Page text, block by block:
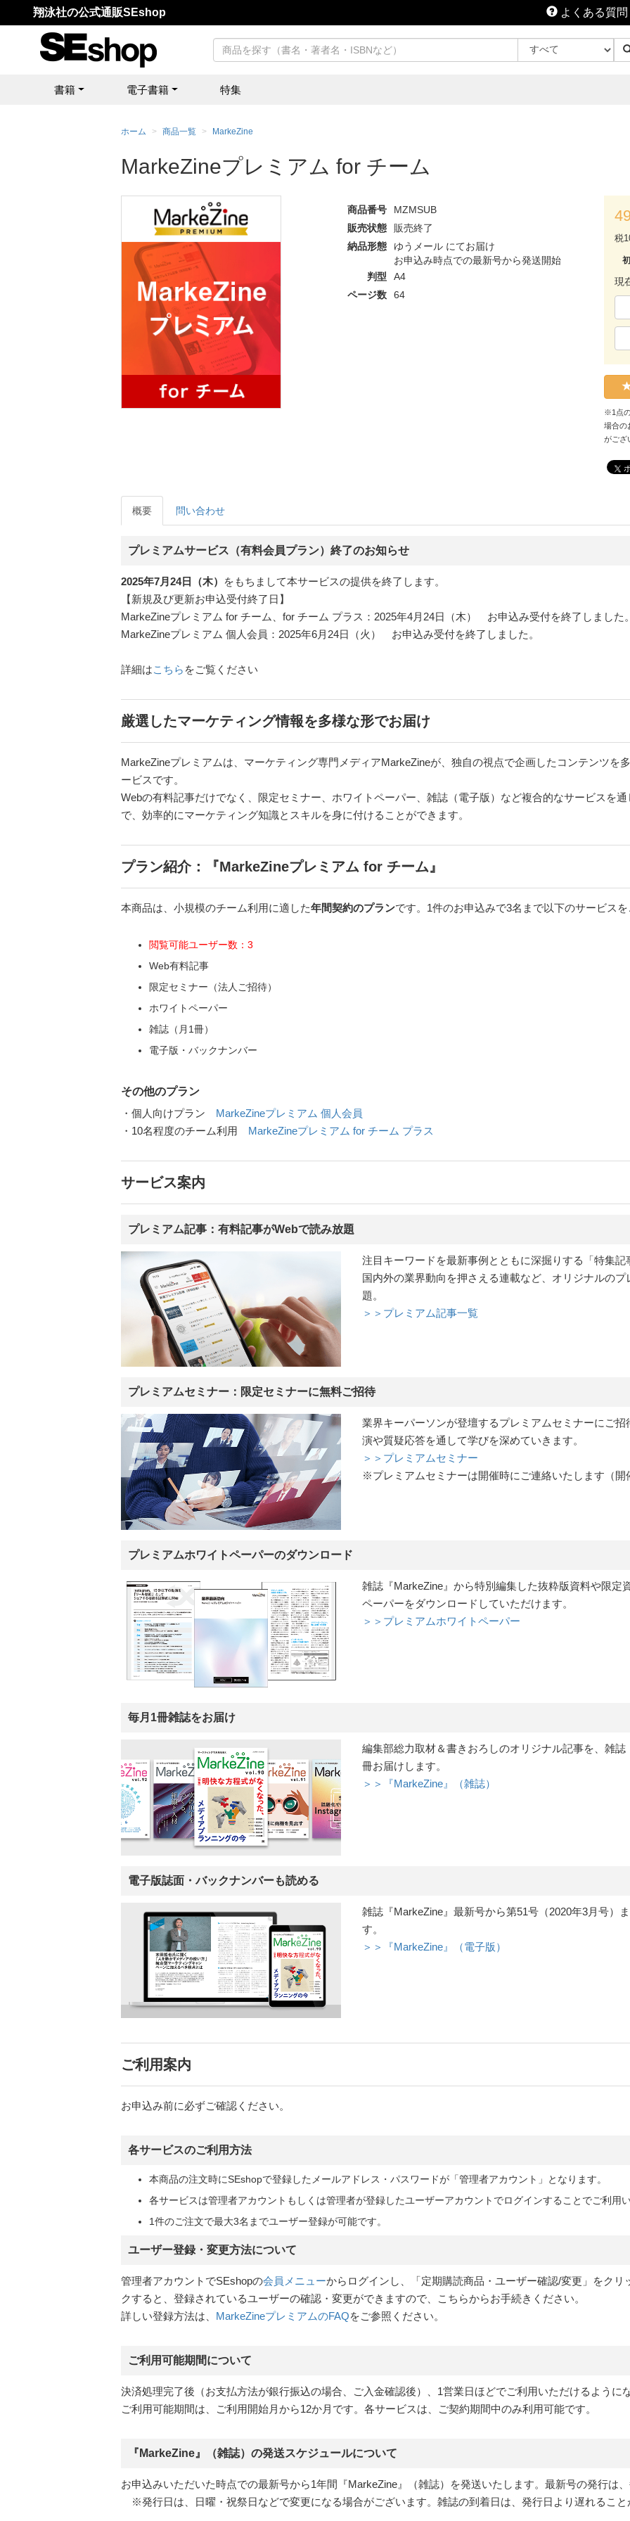
翔泳社の公式通販SEshop よくある質問
書籍 電子書籍 特集
ホーム 商品一覧 MarkeZine
MarkeZineプレミアム for チーム
商品番号
MZMSUB
販売状態
販売終了
納品形態
ゆうメール にてお届け
お申込み時点での最新号から発送開始
判型
A4
ページ数
64
税
現
※1点
場合の
がござ
概要 問い合わせ
プレミアムサービス（有料会員プラン）終了のお知らせ
2025年7月24日（木）
をもちまして本サービスの提供を終了します。
【新規及び更新お申込受付終了日】
MarkeZineプレミアム for チーム、for チーム プラス：2025年4月24日（木） お申込み受付を終了しました。
MarkeZineプレミアム 個人会員：2025年6月24日（火） お申込み受付を終了しました。
詳細はこちら をご覧ください
厳選したマーケティング情報を多様な形でお届け
MarkeZineプレミアムは、マーケティング専門メディアMarkeZineが、独自の視点で企画したコンテンツを
ービスです。
Webの有料記事だけでなく、限定セミナー、ホワイトペーパー、雑誌（電子版）など複合的なサービスを
で、効率的にマーケティング知識とスキルを身に付けることができます。
プラン紹介：『MarkeZineプレミアム for チーム』
本商品は、小規模のチーム利用に適した年間契約のプランです。1件のお申込みで3名まで以下のサービスを
閲覧可能ユーザー数：3
Web有料記事
限定セミナー（法人ご招待）
ホワイトペーパー
雑誌（月1冊）
電子版・バックナンバー
その他のプラン
・個人向けプラン MarkeZineプレミアム 個人会員
・10名程度のチーム利用 MarkeZineプレミアム for チーム プラス
サービス案内
プレミアム記事：有料記事がWebで読み放題
注目キーワードを最新事例とともに深掘りする「特集記
国内外の業界動向を押さえる連載など、オリジナルの
題。
＞＞プレミアム記事一覧
プレミアムセミナー：限定セミナーに無料ご招待
業界キーパーソンが登壇するプレミアムセミナーにご
演や質疑応答を通して学びを深めていきます。
＞＞プレミアムセミナー
※プレミアムセミナーは開催時にご連絡いたします（開
プレミアムホワイトペーパーのダウンロード
雑誌『MarkeZine』から特別編集した抜粋版資料や限定
ペーパーをダウンロードしていただけます。
＞＞プレミアムホワイトペーパー
毎月1冊雑誌をお届け
編集部総力取材＆書きおろしのオリジナル記事を、雑
冊お届けします。
＞＞『MarkeZine』（雑誌）
電子版誌面・バックナンバーも読める
雑誌『MarkeZine』最新号から第51号（2020年3月号）
す。
＞＞『MarkeZine』（電子版）
ご利用案内
お申込み前に必ずご確認ください。
各サービスのご利用方法
本商品の注文時にSEshopで登録したメールアドレス・パスワードが「管理者アカウント」となります。
各サービスは管理者アカウントもしくは管理者が登録したユーザーアカウントでログインすることでご利用い
1件のご注文で最大3名までユーザー登録が可能です。
ユーザー登録・変更方法について
管理者アカウントでSEshopの会員メニューからログインし、「定期購読商品・ユーザー確認/変更」をクリ
クすると、登録されているユーザーの確認・変更ができますので、こちらからお手続きください。
詳しい登録方法は、 MarkeZineプレミアムのFAQをご参照ください。
ご利用可能期間について
決済処理完了後（お支払方法が銀行振込の場合、ご入金確認後）、1営業日ほどでご利用いただけるように
ご利用可能期間は、ご利用開始月から12か月です。各サービスは、ご契約期間中のみ利用可能です。
『MarkeZine』（雑誌）の発送スケジュールについて
お申込みいただいた時点での最新号から1年間『MarkeZine』（雑誌）を発送いたします。最新号の発行は、
※発行日は、日曜・祝祭日などで変更になる場合がございます。雑誌の到着日は、発行日より遅れること